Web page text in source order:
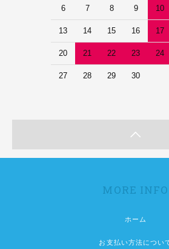
6 7 8 9 10
13 14 15 16 17
20 21 22 23 24
27 28 29 30
MORE INFO
ホーム
お支払い方法につい